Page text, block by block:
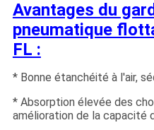
Avantages du
pneumatique
FL :
* Bonne étanchéité à l'air,
* Absorption élevée des
amélioration de la capacité